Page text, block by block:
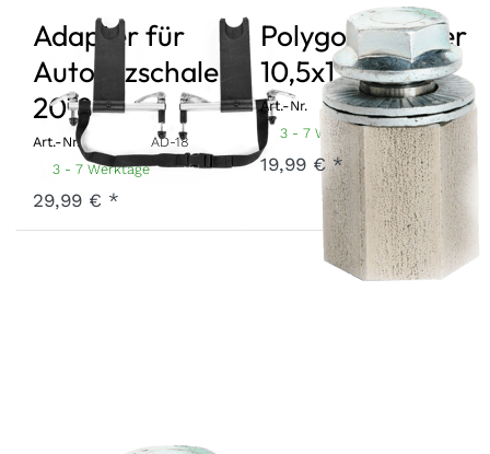
Adapter für
Autositzschale
2018
Art.-Nr.
AD-18
3 - 7 Werktage
29,99 € *
Polygonadapter
10,5x1
Art.-Nr.
PA1051
3 - 7 Werktage
19,99 € *